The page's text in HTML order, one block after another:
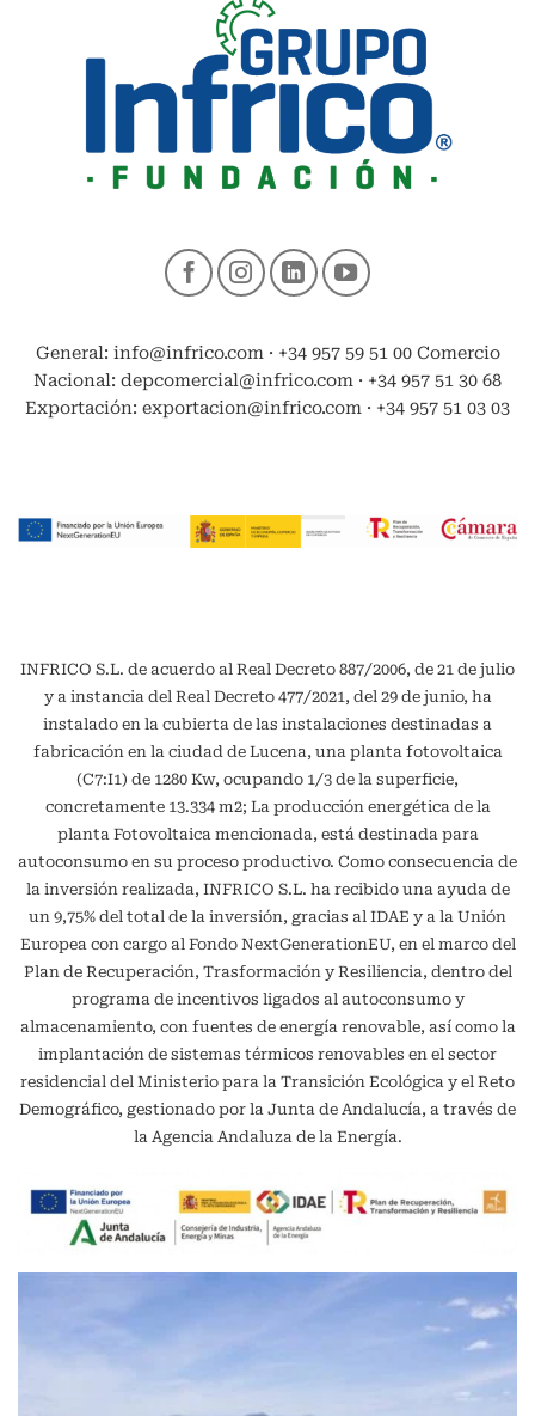
General: info@infrico.com · +34 957 59 51 00 Comercio
Nacional: depcomercial@infrico.com · +34 957 51 30 68
Exportación: exportacion@infrico.com · +34 957 51 03 03
INFRICO S.L. de acuerdo al Real Decreto 887/2006, de 21 de julio
y a instancia del Real Decreto 477/2021, del 29 de junio, ha
instalado en la cubierta de las instalaciones destinadas a
fabricación en la ciudad de Lucena, una planta fotovoltaica
(C7:I1) de 1280 Kw, ocupando 1/3 de la superficie,
concretamente 13.334 m2; La producción energética de la
planta Fotovoltaica mencionada, está destinada para
autoconsumo en su proceso productivo. Como consecuencia de
la inversión realizada, INFRICO S.L. ha recibido una ayuda de
un 9,75% del total de la inversión, gracias al IDAE y a la Unión
Europea con cargo al Fondo NextGenerationEU, en el marco del
Plan de Recuperación, Trasformación y Resiliencia, dentro del
programa de incentivos ligados al autoconsumo y
almacenamiento, con fuentes de energía renovable, así como la
implantación de sistemas térmicos renovables en el sector
residencial del Ministerio para la Transición Ecológica y el Reto
Demográfico, gestionado por la Junta de Andalucía, a través de
la Agencia Andaluza de la Energía.